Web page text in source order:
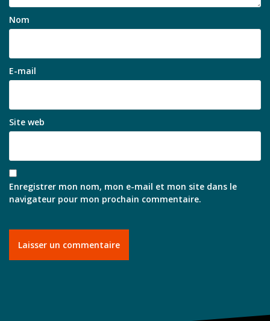
Nom
E-mail
Site web
Enregistrer mon nom, mon e-mail et mon site dans le
navigateur pour mon prochain commentaire.